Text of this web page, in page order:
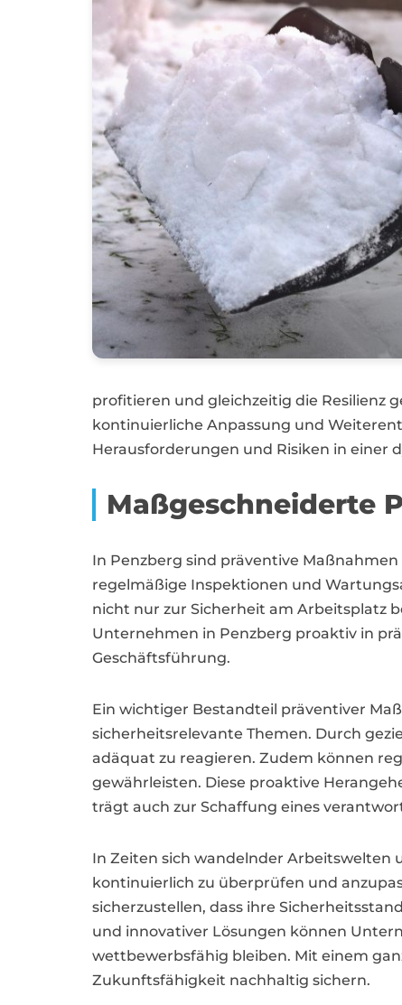
profitieren und gleichzeitig die Resilienz
kontinuierliche Anpassung und
Herausforderungen und Risiken in einer
Maßgeschneiderte
In Penzberg sind präventive
regelmäßige Inspektionen und
nicht nur zur Sicherheit am Arbeitsplatz
Unternehmen in Penzberg proaktiv in
Geschäftsführung.
Ein wichtiger Bestandteil präventiver
sicherheitsrelevante Themen. Durch
adäquat zu reagieren. Zudem können
gewährleisten. Diese proaktive
trägt auch zur Schaffung eines
In Zeiten sich wandelnder Arbeitswelten
kontinuierlich zu überprüfen und
sicherzustellen, dass ihre
und innovativer Lösungen können
wettbewerbsfähig bleiben. Mit einem
Zukunftsfähigkeit nachhaltig sichern.